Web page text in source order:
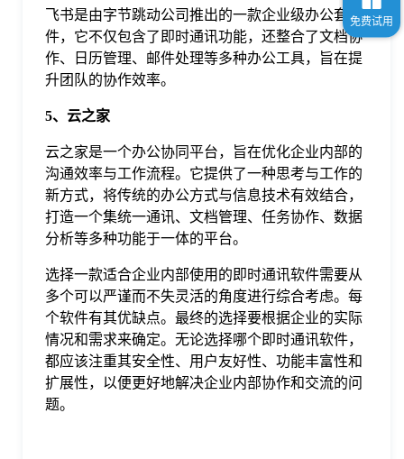
飞书是由字节跳动公司推出的一款企业级办公套
件，它不仅包含了即时通讯功能，还整合了文档协
作、日历管理、邮件处理等多种办公工具，旨在提
升团队的协作效率。
5、云之家
云之家是一个办公协同平台，旨在优化企业内部的
沟通效率与工作流程。它提供了一种思考与工作的
新方式，将传统的办公方式与信息技术有效结合，
打造一个集统一通讯、文档管理、任务协作、数据
分析等多种功能于一体的平台。
选择一款适合企业内部使用的即时通讯软件需要从
多个可以严谨而不失灵活的角度进行综合考虑。每
个软件有其优缺点。最终的选择要根据企业的实际
情况和需求来确定。无论选择哪个即时通讯软件，
都应该注重其安全性、用户友好性、功能丰富性和
扩展性，以便更好地解决企业内部协作和交流的问
题。